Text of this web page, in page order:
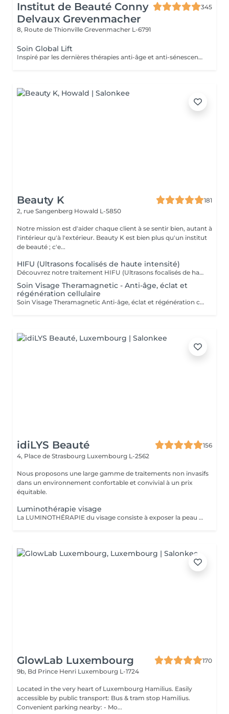
Institut de Beauté Conny
Delvaux Grevenmacher
345
8, Route de Thionville Grevenmacher L-6791
Soin Global Lift
Inspiré par les dernières thérapies anti-âge et anti-sénescence les plus révolutionnaires, Skeyndor a créé le lifting ultime. Une nouvelle façon de comprendre les traitements de lifting cosmétique au plus profond des cellules L'objectif ultime de ces thérapies est d'améliorer la fonctionnalité cellulaire des cellules dont le métabolisme lent entraîne une perte de densité, de fermeté et d'élasticité des tissus cutanés : c'est le cas des peaux matures ou des peaux surexposées au soleil.
Beauty K
181
2, rue Sangenberg Howald L-5850
Notre mission est d'aider chaque client à se sentir bien, autant à
l'intérieur qu'à l'extérieur. Beauty K est bien plus qu'un institut
de beauté ; c'e...
HIFU (Ultrasons focalisés de haute intensité)
Découvrez notre traitement HIFU (Ultrasons focalisés de haute intensité) : le soin anti-âge révolutionnaire pour visage, cou et décolleté. Commencez votre expérience par un rendez-vous d'information personnalisé, lors duquel nous analyserons ensemble la zone que vous souhaitez traiter. C'est aussi l'occasion de répondre à toutes vos questions et de vous familiariser avec les avantages de cette technologie de pointe. Notre soin HIFU est la solution idéale pour ceux qui recherchent un rajeunissement sans aiguilles ni chirurgie. Utilisant des ultrasons de haute intensité, ce traitement cible les couches profondes de la peau pour stimuler la production de collagène et d'élastine, entraînant un effet liftant et raffermissant visible. Parfait pour atténuer les signes de vieillissement tels que les rides, la perte de fermeté, et même les cicatrices sur le visage et le corps, le soin HIFU redonne à votre peau une apparence plus jeune et revitalisée. Les résultats peuvent être perceptibles dès la première séance, avec des améliorations continues au fil du temps. Transformez votre peau avec notre soin HIFU un véritable tournant dans les traitements esthétiques modernes, alliant efficacité et sécurité pour révéler votre beauté naturelle sans temps de récupération.
Soin Visage Theramagnetic - Anti-âge, éclat et
régénération cellulaire
Soin Visage Theramagnetic Anti-âge, éclat et régénération cellulaire Le Theramagnetic visage est un soin non-invasif nouvelle génération qui combine la micro-aspiration douce et les champs magnétiques pulsés à résonance stochastique (CMPS) pour redonner au visage toute sa lumière, sa fermeté et sa vitalité. Grâce à sa pièce à main spécialement conçue pour les zones délicates du visage et du cou, ce traitement stimule les fibroblastes, relance la production de collagène et d'élastine, améliore la microcirculation et facilite l'oxygénation cellulaire. Résultats : Effet liftant visible dès la première séance Peau plus lisse, plus ferme et plus lumineuse Réduction des rides, des poches et des signes de fatigue Amélioration de la texture et de l'éclat du teint Sans aiguille, sans douleur et 100 % relaxant, ce soin visage s'adresse à toutes les personnes souhaitant un effet rajeunissant naturel et durable. Recommandation : une cure de 6 séances espacées d'une semaine pour un effet régénérant profond et durable. Idéal en prévention du vieillissement ou en soin intensif.
idiLYS Beauté
156
4, Place de Strasbourg Luxembourg L-2562
Nous proposons une large gamme de traitements non invasifs
dans un environnement confortable et convivial à un prix
équitable.
Luminothérapie visage
La LUMINOTHÉRAPIE du visage consiste à exposer la peau à des lumières LED afin de stimuler le renouvellement cellulaire et améliorer l'éclat du teint.
GlowLab Luxembourg
170
9b, Bd Prince Henri Luxembourg L-1724
Located in the very heart of Luxembourg Hamilius. Easily
accessible by public transport: Bus & tram stop Hamilius.
Convenient parking nearby: - Mo...